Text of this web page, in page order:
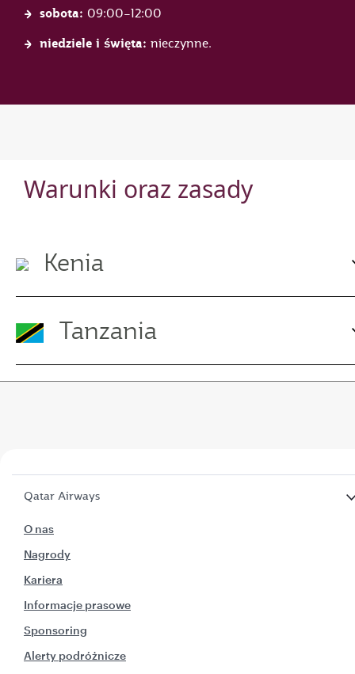
sobota: 09:00–12:00
niedziele i święta: nieczynne.
Warunki oraz zasady
Kenia
Tanzania
Qatar Airways
O nas
Nagrody
Kariera
Informacje prasowe
Sponsoring
Alerty podróżnicze